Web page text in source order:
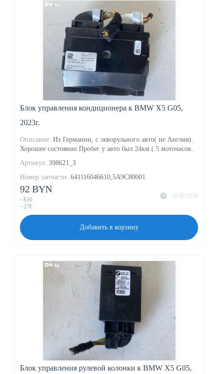
Блок управления кондиционера к BMW X5 G05,
2023г.
Описание: Из Германии, с леворульного авто( не Англия).
Хорошее состояние.Пробег у авто был 24км ( 5 моточасов..
Артикул: 398621_3
Номер запчасти: 641116046610,5A9C80001
26.06.2026
92 BYN
~$30
~27€
Добавить в корзину
Блок управления рулевой колонки к BMW X5 G05,